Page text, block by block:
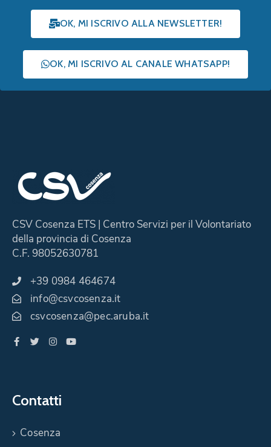
OK, MI ISCRIVO ALLA NEWSLETTER!
OK, MI ISCRIVO AL CANALE WHATSAPP!
CSV Cosenza ETS | Centro Servizi per il Volontariato
della provincia di Cosenza
C.F. 98052630781
+39 0984 464674
info@csvcosenza.it
csvcosenza@pec.aruba.it
Contatti
Cosenza